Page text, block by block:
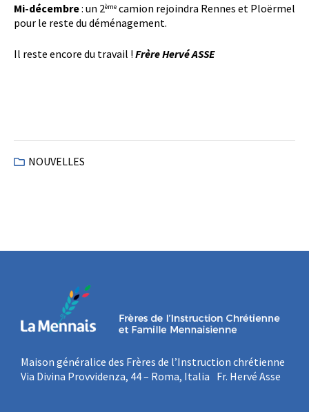
Mi-décembre: un 2ème camion rejoindra Rennes et Ploërmel
pour le reste du déménagement.
Il reste encore du travail ! Frère Hervé ASSE
NOUVELLES
Maison généralice des Frères de l’Instruction chrétienne
Via Divina Provvidenza, 44 – Roma, Italia Fr. Hervé Asse